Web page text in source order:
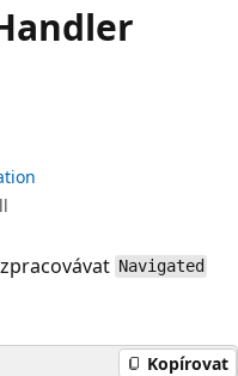
Navigated
Kopírovat